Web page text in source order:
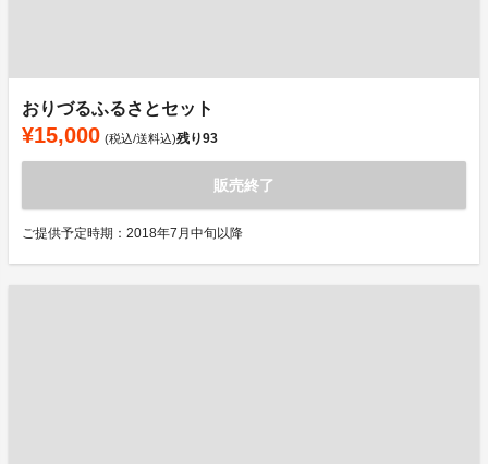
おりづるふるさとセット
¥15,000 (税込/送料込)残り93
販売終了
ご提供予定時期：2018年7月中旬以降